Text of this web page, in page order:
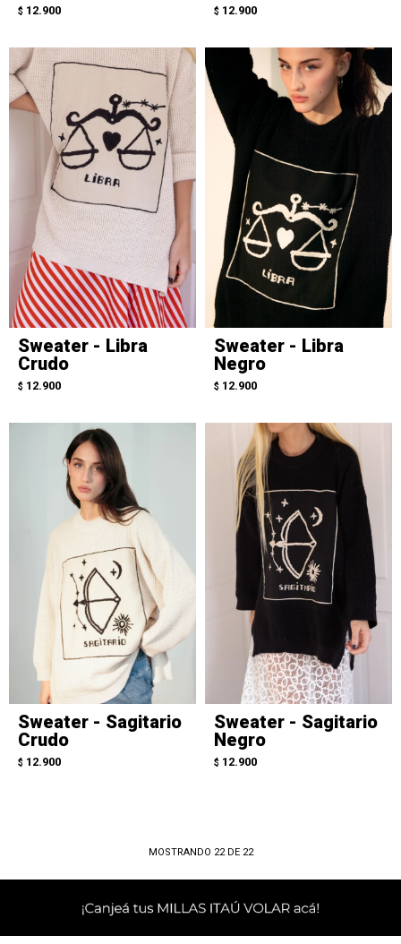
$ 12.900 $ 12.900
Sweater - Libra
Crudo
$ 12.900
Sweater - Libra
Negro
$ 12.900
Sweater - Sagitario
Crudo
$ 12.900
Sweater - Sagitario
Negro
$ 12.900
MOSTRANDO 22DE 22